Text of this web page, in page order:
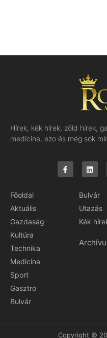
Hírek, kék hírek, zöld hírek,
medicina, ezo és még sok
Főoldal
Aktuális
Gazdaság
Kultúra
Technika
Medicina
Sport
Gasztro
Bulvár
Bulvár
Utazás
Kék
Copyright ©